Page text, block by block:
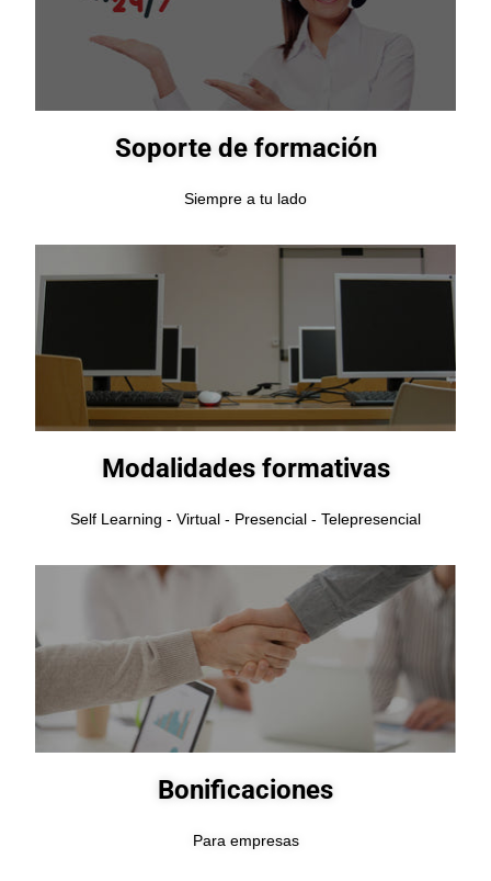
Soporte de formación
Siempre a tu lado
Modalidades formativas
Self Learning - Virtual - Presencial - Telepresencial
Bonificaciones
Para empresas